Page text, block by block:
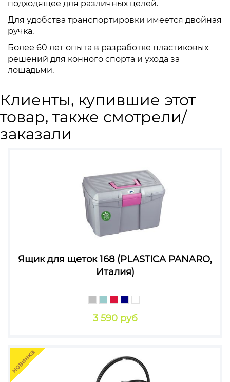
подходящее для различных целей.
Для удобства транспортировки имеется двойная
ручка.
Более 60 лет опыта в разработке пластиковых
решений для конного спорта и ухода за
лошадьми.
Клиенты, купившие этот
товар, также смотрели/
заказали
Ящик для щеток 168 (PLASTICA PANARO,
Италия)
3 590 руб